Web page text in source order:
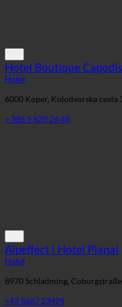
Hotel Boutique
Hotel
6000 Koper, Kolodvorska cesta
+ 386 5 639 24 68
Alpeffect | Hotel Planai
Hotel
8970 Schladming,
+43 3687 23429